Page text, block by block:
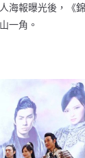
海報曝光後，《
一角。